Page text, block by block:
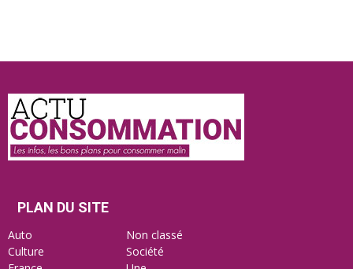
PLAN DU SITE
Auto
Non classé
Culture
Société